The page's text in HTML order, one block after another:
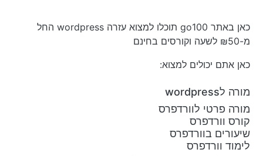
כאן באתר go100 תוכלו למצוא עזרה wordpress החל
מ-₪50 לשעה וקורסים בחינם
כאן אתם יכולים למצוא:
מורה לwordpress
מורה פרטי לוורדפרס
קורס וורדפרס
שיעורים בוורדפרס
לימוד וורדפרס